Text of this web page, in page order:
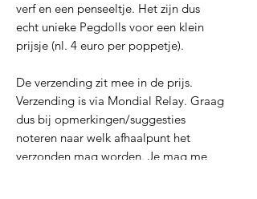
verf en een penseeltje. Het zijn dus
echt unieke Pegdolls voor een klein
prijsje (nl. 4 euro per poppetje).
De verzending zit mee in de prijs.
Verzending is via Mondial Relay. Graag
dus bij opmerkingen/suggesties
noteren naar welk afhaalpunt het
verzonden mag worden. Je mag me